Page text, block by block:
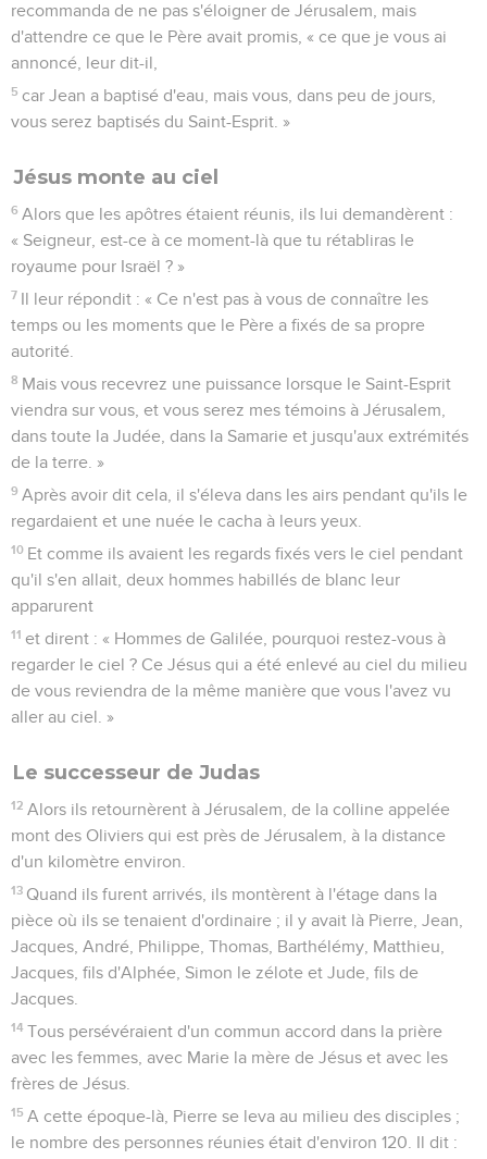
recommanda de ne pas s'éloigner de Jérusalem, mais
d'attendre ce que le Père avait promis, « ce que je vous ai
annoncé, leur dit-il,
5 car Jean a baptisé d'eau, mais vous, dans peu de jours,
vous serez baptisés du Saint-Esprit. »
Jésus monte au ciel
6 Alors que les apôtres étaient réunis, ils lui demandèrent :
« Seigneur, est-ce à ce moment-là que tu rétabliras le
royaume pour Israël ? »
7 Il leur répondit : « Ce n'est pas à vous de connaître les
temps ou les moments que le Père a fixés de sa propre
autorité.
8 Mais vous recevrez une puissance lorsque le Saint-Esprit
viendra sur vous, et vous serez mes témoins à Jérusalem,
dans toute la Judée, dans la Samarie et jusqu'aux extrémités
de la terre. »
9 Après avoir dit cela, il s'éleva dans les airs pendant qu'ils le
regardaient et une nuée le cacha à leurs yeux.
10 Et comme ils avaient les regards fixés vers le ciel pendant
qu'il s'en allait, deux hommes habillés de blanc leur
apparurent
11 et dirent : « Hommes de Galilée, pourquoi restez-vous à
regarder le ciel ? Ce Jésus qui a été enlevé au ciel du milieu
de vous reviendra de la même manière que vous l'avez vu
aller au ciel. »
Le successeur de Judas
12 Alors ils retournèrent à Jérusalem, de la colline appelée
mont des Oliviers qui est près de Jérusalem, à la distance
d'un kilomètre environ.
13 Quand ils furent arrivés, ils montèrent à l'étage dans la
pièce où ils se tenaient d'ordinaire ; il y avait là Pierre, Jean,
Jacques, André, Philippe, Thomas, Barthélémy, Matthieu,
Jacques, fils d'Alphée, Simon le zélote et Jude, fils de
Jacques.
14 Tous persévéraient d'un commun accord dans la prière
avec les femmes, avec Marie la mère de Jésus et avec les
frères de Jésus.
15 A cette époque-là, Pierre se leva au milieu des disciples ;
le nombre des personnes réunies était d'environ 120. Il dit :